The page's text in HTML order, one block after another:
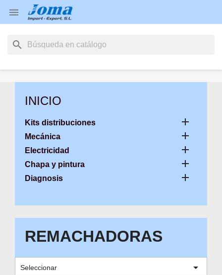

search
INICIO
Kits distribuciones 
Mecánica 
Electricidad 
Chapa y pintura 
Diagnosis 
REMACHADORAS
Seleccionar 